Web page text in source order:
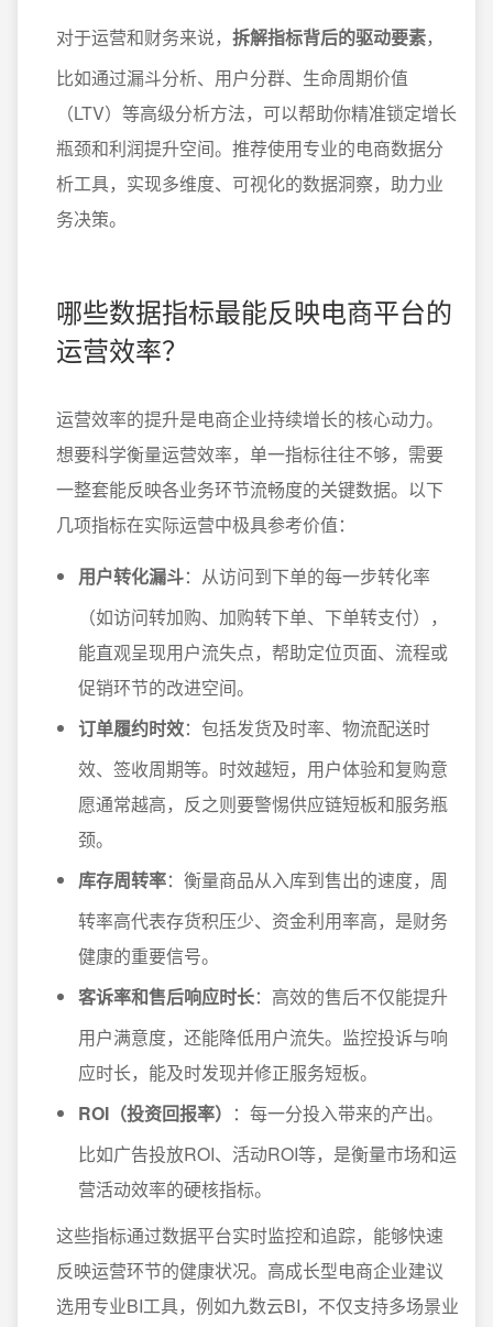
对于运营和财务来说， 拆解指标背后的驱动要素，
比如通过漏斗分析、用户分群、生命周期价值
（LTV）等高级分析方法，可以帮助你精准锁定增长
瓶颈和利润提升空间。推荐使用专业的电商数据分
析工具，实现多维度、可视化的数据洞察，助力业
务决策。
哪些数据指标最能反映电商平台的
运营效率？
运营效率的提升是电商企业持续增长的核心动力。
想要科学衡量运营效率，单一指标往往不够，需要
一整套能反映各业务环节流畅度的关键数据。以下
几项指标在实际运营中极具参考价值：
用户转化漏斗：从访问到下单的每一步转化率
（如访问转加购、加购转下单、下单转支付），
能直观呈现用户流失点，帮助定位页面、流程或
促销环节的改进空间。
订单履约时效：包括发货及时率、物流配送时
效、签收周期等。时效越短，用户体验和复购意
愿通常越高，反之则要警惕供应链短板和服务瓶
颈。
库存周转率：衡量商品从入库到售出的速度，周
转率高代表存货积压少、资金利用率高，是财务
健康的重要信号。
客诉率和售后响应时长：高效的售后不仅能提升
用户满意度，还能降低用户流失。监控投诉与响
应时长，能及时发现并修正服务短板。
ROI（投资回报率） ：每一分投入带来的产出。
比如广告投放ROI、活动ROI等，是衡量市场和运
营活动效率的硬核指标。
这些指标通过数据平台实时监控和追踪，能够快速
反映运营环节的健康状况。高成长型电商企业建议
选用专业BI工具，例如九数云BI，不仅支持多场景业